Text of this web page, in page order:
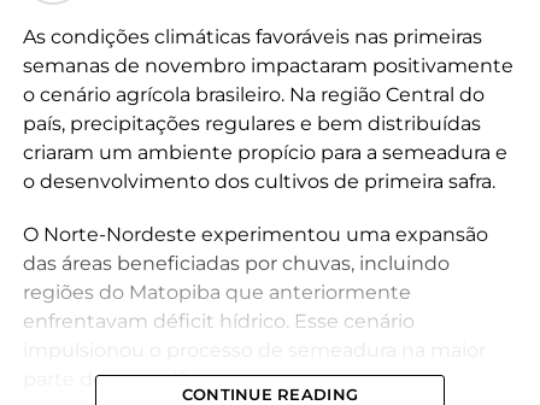
As condições climáticas favoráveis nas primeiras
semanas de novembro impactaram positivamente
o cenário agrícola brasileiro. Na região Central do
país, precipitações regulares e bem distribuídas
criaram um ambiente propício para a semeadura e
o desenvolvimento dos cultivos de primeira safra.
O Norte-Nordeste experimentou uma expansão
das áreas beneficiadas por chuvas, incluindo
regiões do Matopiba que anteriormente
enfrentavam déficit hídrico. Esse cenário
parte dessa região.
CONTINUE READING